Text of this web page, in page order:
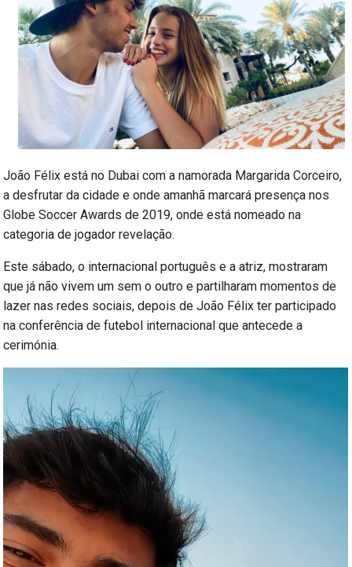
João Félix está no Dubai com a namorada Margarida Corceiro,
a desfrutar da cidade e onde amanhã marcará presença nos
Globe Soccer Awards de 2019, onde está nomeado na
categoria de jogador revelação.
Este sábado, o internacional português e a atriz, mostraram
que já não vivem um sem o outro e partilharam momentos de
lazer nas redes sociais, depois de João Félix ter participado
na conferência de futebol internacional que antecede a
cerimónia.
vídeo